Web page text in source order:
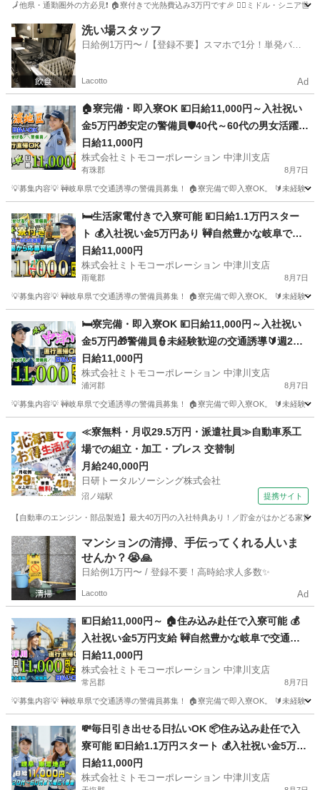
🗾他県・通勤圏外の方必見❗ 🏠寮付きで光熱費込み3万円です🎉 👮‍♂️ミドル・シニア世
北海道 夕張郡 警備員 給料
洗い場スタッフ
日給例1万円〜 /【登録不要】スマホで1分！単発バイ
Lacotto Ad
🏠寮完備・即入寮OK 💴日給11,000円～入社祝い
金5万円🎁安定の警備員🛡️40代～60代の男女活躍中
👫体力的な負担少なめで長く続けられる交通誘導
🚧日払い対応あり💸遠方の方もWeb面接で気軽に
応募を📱
日給11,000円
株式会社ミトモコーポレーション 中津川支店
有珠郡 8月7日
💡募集内容💡 🚧岐阜県で交通誘導の警備員募集！ 🏠寮完備で即入寮OK。 🔰未経験
警備員 給料
🛏️生活家電付きで入寮可能 💴日給1.1万円スター
ト 💰入社祝い金5万円あり 🚧自然豊かな岐阜で交
通誘導 🚅赴任交通費補助で遠方も安心 🔰未経験か
らプロを目指せる 📱スマホで手軽にWeb面接 👫カ
ップルや夫婦での赴任歓迎
日給11,000円
株式会社ミトモコーポレーション 中津川支店
雨竜郡 8月7日
💡募集内容💡 🚧岐阜県で交通誘導の警備員募集！ 🏠寮完備で即入寮OK。 🔰未経験
警備員 給料
🛏️寮完備・即入寮OK 💴日給11,000円～入社祝い
金5万円🎁警備員👮未経験歓迎の交通誘導🔰週2日
～勤務可能でプライベートも充実📅寮付きだから
遠方の方も安心🏠Web面接対応でスグに面接設定
できます🚀
日給11,000円
株式会社ミトモコーポレーション 中津川支店
浦河郡 8月7日
💡募集内容💡 🚧岐阜県で交通誘導の警備員募集！ 🏠寮完備で即入寮OK。 🔰未経験
警備員 給料
≪寮無料・月収29.5万円・派遣社員≫自動車系工
場での組立・加工・プレス 交替制
月給240,000円
日研トータルソーシング株式会社
沼ノ端駅 提携サイト
【自動車のエンジン・部品製造】最大40万円の入社特典あり！／貯金がはかどる家
北海道 苫小牧市 沼ノ端駅 その他
マンションの清掃、手伝ってくれる人いま
せんか？😭🙏
日給例1万円〜 / 登録不要！高時給求人多数✨
Lacotto Ad
💴日給11,000円～ 🏠住み込み赴任で入寮可能 💰
入社祝い金5万円支給 🚧自然豊かな岐阜で交通誘
導 ✈️赴任旅費は会社が補助 🔰未経験大歓迎の充実
研修 💻スマホで簡単Web面接 👫カップルや夫婦で
の赴任歓迎
日給11,000円
株式会社ミトモコーポレーション 中津川支店
常呂郡 8月7日
💡募集内容💡 🚧岐阜県で交通誘導の警備員募集！ 🏠寮完備で即入寮OK。 🔰未経験
警備員 給料
💸毎日引き出せる日払いOK 📦住み込み赴任で入
寮可能 💴日給1.1万円スタート 💰入社祝い金5万円
あり 👮岐阜県中津川市で警備員 🚗赴任交通費補助
で遠方も安心 🔰未経験からプロを目指せる 📱スマ
日給11,000円
株式会社ミトモコーポレーション 中津川支店